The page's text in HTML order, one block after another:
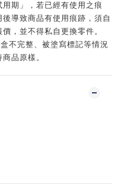
期」，若已經有使用之痕
導致商品有使用痕跡，須自
，並不得私自更換零件。
不完整、被塗寫標記等情況
品原樣。